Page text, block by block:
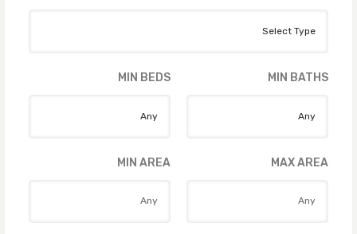
MIN BEDS MIN BATHS
MIN AREA MAX AREA